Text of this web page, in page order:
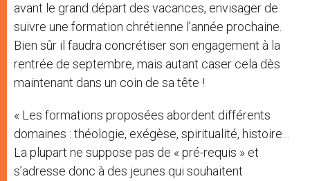
avant le grand départ des vacances, envisager de
suivre une formation chrétienne l’année prochaine.
Bien sûr il faudra concrétiser son engagement à la
rentrée de septembre, mais autant caser cela dès
maintenant dans un coin de sa tête !
« Les formations proposées abordent différents
domaines : théologie, exégèse, spiritualité, histoire…
La plupart ne suppose pas de « pré-requis » et
s’adresse donc à des jeunes qui souhaitent